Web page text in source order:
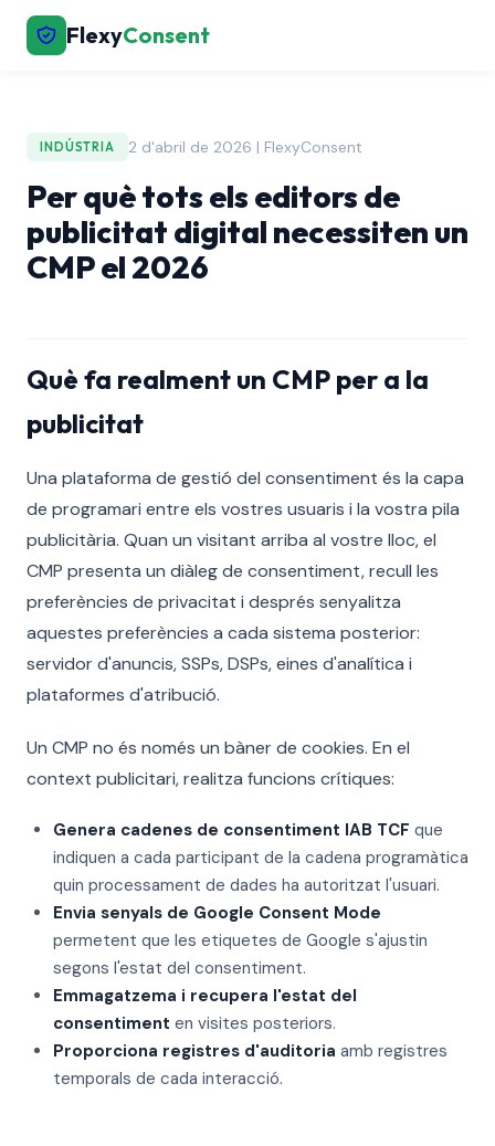
FlexyConsent
INDÚSTRIA 2 d'abril de 2026 | FlexyConsent
Per què tots els editors de
publicitat digital necessiten un
CMP el 2026
Què fa realment un CMP per a la
publicitat
Una plataforma de gestió del consentiment és la capa
de programari entre els vostres usuaris i la vostra pila
publicitària. Quan un visitant arriba al vostre lloc, el
CMP presenta un diàleg de consentiment, recull les
preferències de privacitat i després senyalitza
aquestes preferències a cada sistema posterior:
servidor d'anuncis, SSPs, DSPs, eines d'analítica i
plataformes d'atribució.
Un CMP no és només un bàner de cookies. En el
context publicitari, realitza funcions crítiques:
Genera cadenes de consentiment IAB TCF que
indiquen a cada participant de la cadena programàtica
quin processament de dades ha autoritzat l'usuari.
Envia senyals de Google Consent Mode
permetent que les etiquetes de Google s'ajustin
segons l'estat del consentiment.
Emmagatzema i recupera l'estat del
consentiment en visites posteriors.
Proporciona registres d'auditoria amb registres
temporals de cada interacció.